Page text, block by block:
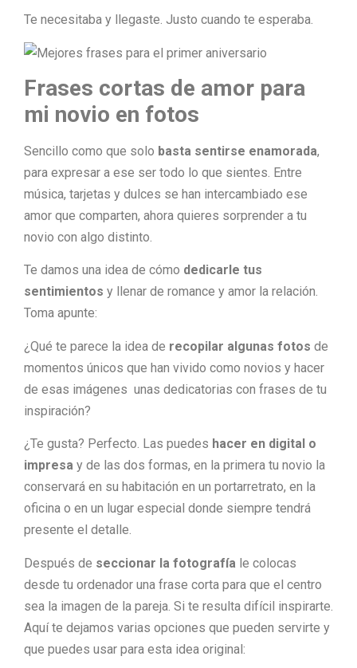
Te necesitaba y llegaste. Justo cuando te esperaba.
Frases cortas de amor para
mi novio en fotos
Sencillo como que solo basta sentirse enamorada,
para expresar a ese ser todo lo que sientes. Entre
música, tarjetas y dulces se han intercambiado ese
amor que comparten, ahora quieres sorprender a tu
novio con algo distinto.
Te damos una idea de cómo dedicarle tus
sentimientos y llenar de romance y amor la relación.
Toma apunte:
¿Qué te parece la idea de recopilar algunas fotos de
momentos únicos que han vivido como novios y hacer
de esas imágenes unas dedicatorias con frases de tu
inspiración?
¿Te gusta? Perfecto. Las puedes hacer en digital o
impresa y de las dos formas, en la primera tu novio la
conservará en su habitación en un portarretrato, en la
oficina o en un lugar especial donde siempre tendrá
presente el detalle.
Después de seccionar la fotografía le colocas
desde tu ordenador una frase corta para que el centro
sea la imagen de la pareja. Si te resulta difícil inspirarte.
Aquí te dejamos varias opciones que pueden servirte y
que puedes usar para esta idea original: